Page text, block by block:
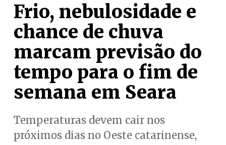
Frio, nebulosidade e
chance de chuva
marcam previsão do
tempo para o fim de
semana em Seara
Temperaturas devem cair nos
próximos dias no Oeste catarinense,